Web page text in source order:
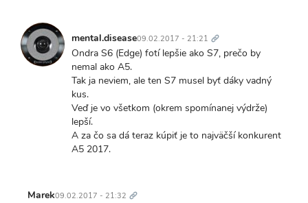
mental.disease09.02.2017 - 21:21 odkaz
Ondra S6 (Edge) fotí lepšie ako S7, prečo by
nemal ako A5.
Tak ja neviem, ale ten S7 musel byť dáky vadný
kus.
Veď je vo všetkom (okrem spomínanej výdrže)
lepší.
A za čo sa dá teraz kúpiť je to najväčší konkurent
A5 2017.
Marek09.02.2017 - 21:32 odkaz